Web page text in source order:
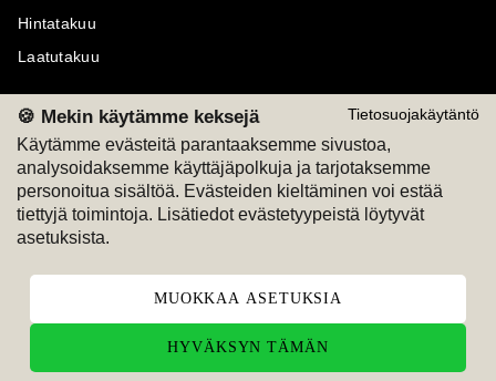
Tietosuojakäytäntö
🍪 Mekin käytämme keksejä
Käytämme evästeitä parantaaksemme sivustoa,
analysoidaksemme käyttäjäpolkuja ja tarjotaksemme
personoitua sisältöä. Evästeiden kieltäminen voi estää
tiettyjä toimintoja. Lisätiedot evästetyypeistä löytyvät
asetuksista.
MUOKKAA ASETUKSIA
HYVÄKSYN TÄMÄN
Hintatakuu
Laatutakuu
Maksutavat
M
Seuraa meitä